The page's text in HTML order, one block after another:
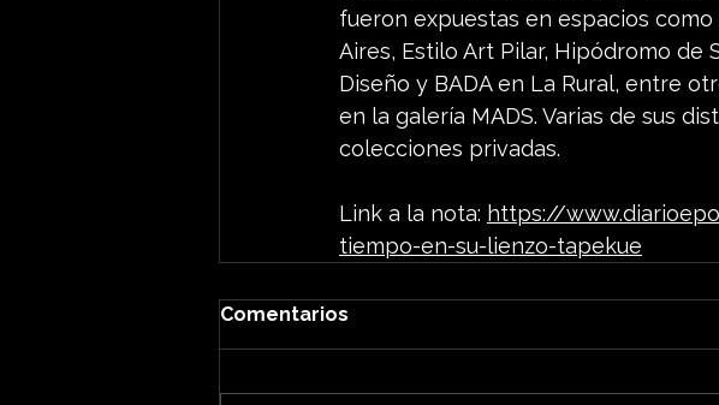
fueron expuestas en espacios como
Aires, Estilo Art Pilar, Hipódromo de
Diseño y BADA en La Rural, entre
en la galería MADS. Varias de sus
colecciones privadas.
Link a la nota: https://
tiempo-en-su-lienzo-tapekue
Comentarios